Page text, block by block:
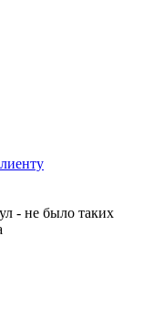
- не было таких